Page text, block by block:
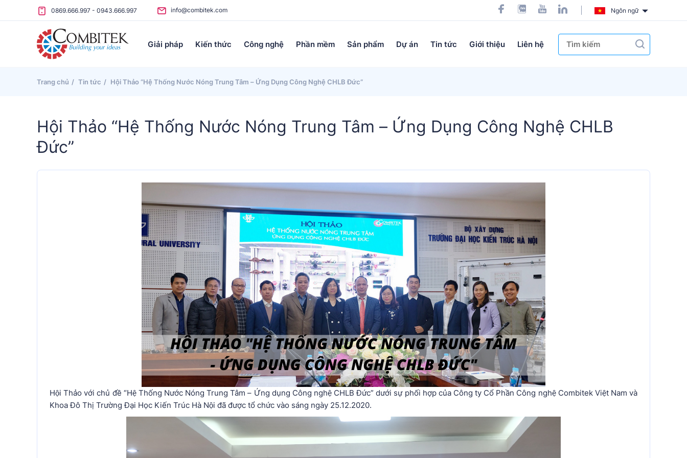
Skip to content
0869.666.997 - 0943.666.997 info@combitek.com Ngôn ngữ
Giải pháp Kiến thức Công nghệ Phần mềm Sản phẩm Dự án Tin tức Giới thiệu Liên hệ
Trang chủ Tin tức Hội Thảo “Hệ Thống Nước Nóng Trung Tâm – Ứng Dụng Công Nghệ CHLB Đức”
Hội Thảo “Hệ Thống Nước Nóng Trung Tâm – Ứng Dụng Công Nghệ CHLB
Đức”
Hội Thảo với chủ đề “Hệ Thống Nước Nóng Trung Tâm – Ứng dụng Công nghệ CHLB Đức” dưới sự phối hợp của Công ty Cổ Phần Công nghệ Combitek Việt Nam và
Khoa Đô Thị Trường Đại Học Kiến Trúc Hà Nội đã được tổ chức vào sáng ngày 25.12.2020.